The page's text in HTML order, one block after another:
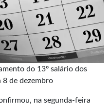
do 13º salário dos
8 de dezembro
na segunda-feira